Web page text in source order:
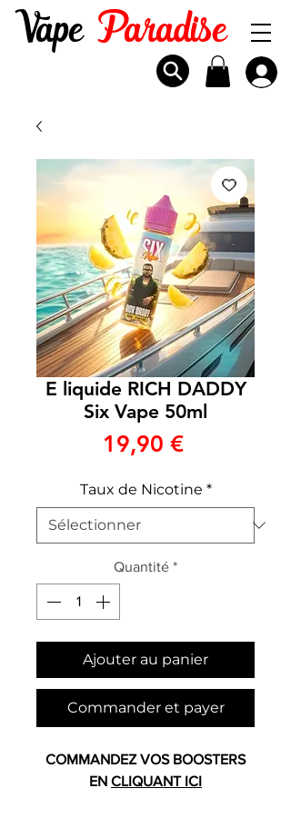
VapeParadise
E liquide RICH DADDY
Six Vape 50ml
19,90 €Prix
Taux de Nicotine *
Quantité *
Ajouter au panier
Commander et payer
COMMANDEZ VOS BOOSTERS
EN CLIQUANT ICI